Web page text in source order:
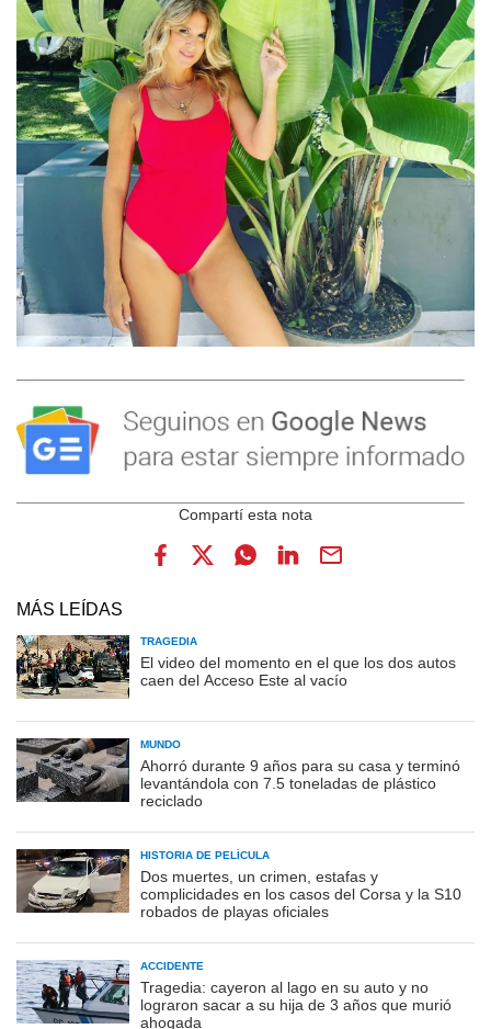
MÁS LEÍDAS
TRAGEDIA
El video del momento en el que los dos autos
caen del Acceso Este al vacío
MUNDO
Ahorró durante 9 años para su casa y terminó
levantándola con 7.5 toneladas de plástico
reciclado
HISTORIA DE PELÍCULA
Dos muertes, un crimen, estafas y
complicidades en los casos del Corsa y la S10
robados de playas oficiales
ACCIDENTE
Tragedia: cayeron al lago en su auto y no
lograron sacar a su hija de 3 años que murió
ahogada